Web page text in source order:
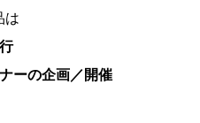
は
ーの企画／開催